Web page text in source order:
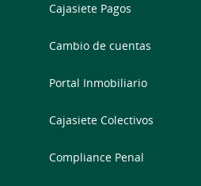
Cajasiete Pagos
Cambio de cuentas
Portal Inmobiliario
Cajasiete Colectivos
Compliance Penal